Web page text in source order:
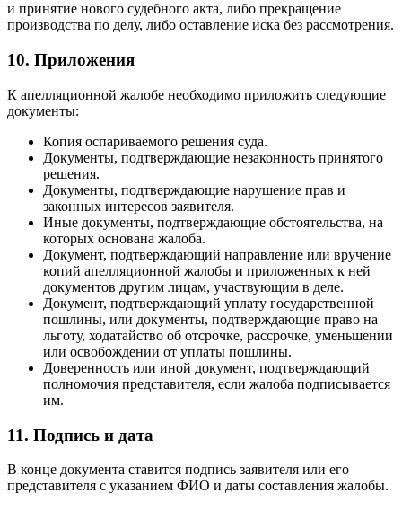
и принятие нового судебного акта, либо прекращение
производства по делу, либо оставление иска без рассмотрения.
10. Приложения
К апелляционной жалобе необходимо приложить следующие
документы:
Копия оспариваемого решения суда.
Документы, подтверждающие незаконность принятого
решения.
Документы, подтверждающие нарушение прав и
законных интересов заявителя.
Иные документы, подтверждающие обстоятельства, на
которых основана жалоба.
Документ, подтверждающий направление или вручение
копий апелляционной жалобы и приложенных к ней
документов другим лицам, участвующим в деле.
Документ, подтверждающий уплату государственной
пошлины, или документы, подтверждающие право на
льготу, ходатайство об отсрочке, рассрочке, уменьшении
или освобождении от уплаты пошлины.
Доверенность или иной документ, подтверждающий
полномочия представителя, если жалоба подписывается
им.
11. Подпись и дата
В конце документа ставится подпись заявителя или его
представителя с указанием ФИО и даты составления жалобы.